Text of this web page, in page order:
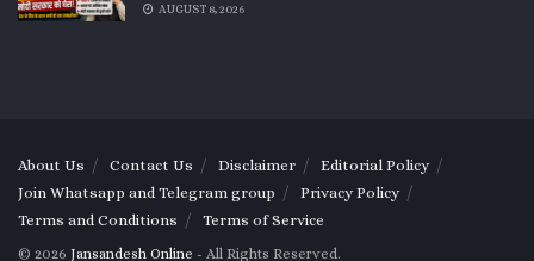
AUGUST 8, 2026
About Us Contact Us Disclaimer
Editorial Policy
Join Whatsapp and Telegram group
Privacy Policy
Terms and Conditions
Terms of Service
© 2026 Jansandesh Online - All Rights Reserved.